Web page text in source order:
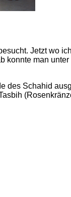
Jetzt wo
konnte man unter
des Schahid